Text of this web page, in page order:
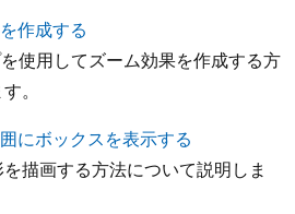
作成する
使用してズーム効果を作成する方
。
にボックスを表示する
描画する方法について説明しま